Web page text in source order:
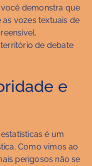
demonstra que
vozes textuais de
de debate
e
é um
Como vimos ao
perigosos não se